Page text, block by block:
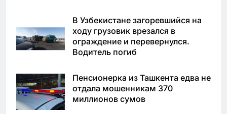
В Узбекистане загоревшийся на
ходу грузовик врезался в
ограждение и перевернулся.
Водитель погиб
Пенсионерка из Ташкента едва не
отдала мошенникам 370
миллионов сумов